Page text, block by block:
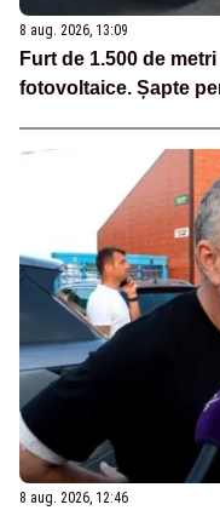
8 aug. 2026, 13:09
Furt de 1.500 de
fotovoltaice. Șapte
8 aug. 2026, 12:46